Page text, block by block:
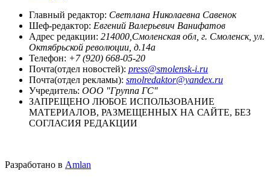
Главный редактор: Светлана Николаевна Савенок
Шеф-редактор: Евгений Валерьевич Ванифатов
Адрес редакции: 214000,Смоленская обл, г. Смоленск, ул.
Октябрьской революции, д.14а
Телефон: +7 (920) 668-05-20
Почта(отдел новостей): press@smolensk-i.ru
Почта(отдел рекламы): smolredaktor@yandex.ru
Учредитель: ООО "Группа ГС"
ЗАПРЕЩЕНО ЛЮБОЕ ИСПОЛЬЗОВАНИЕ
МАТЕРИАЛОВ, РАЗМЕЩЕННЫХ НА САЙТЕ, БЕЗ
СОГЛАСИЯ РЕДАКЦИИ
Разработано в Amlan